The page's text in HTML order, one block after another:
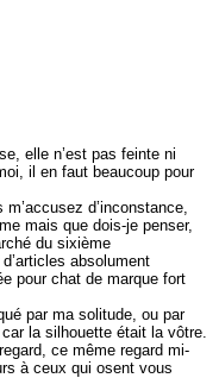
elle n’est pas feinte ni
il en faut beaucoup pour
d’inconstance,
mais que dois-je penser,
du sixième
absolument
pour chat de marque fort
par ma solitude, ou par
car la silhouette était la vôtre.
ce même regard mi-
à ceux qui osent vous